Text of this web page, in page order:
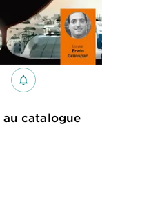
notifications_none_outlined
catalogue